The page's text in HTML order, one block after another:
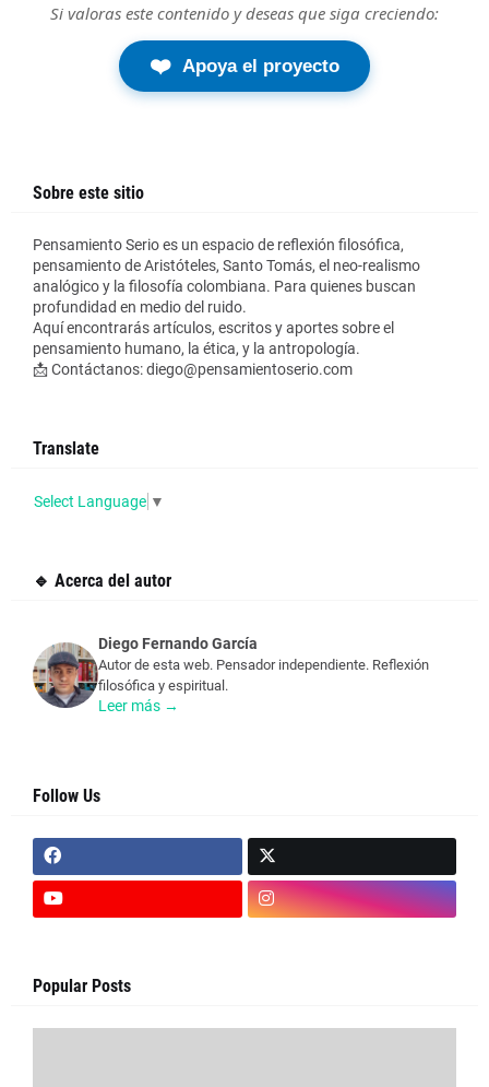
Si valoras este contenido y deseas que siga creciendo:
❤️ Apoya el proyecto
Sobre este sitio
Pensamiento Serio es un espacio de reflexión filosófica,
pensamiento de Aristóteles, Santo Tomás, el neo-realismo
analógico y la filosofía colombiana. Para quienes buscan
profundidad en medio del ruido.
Aquí encontrarás artículos, escritos y aportes sobre el
pensamiento humano, la ética, y la antropología.
📩 Contáctanos: diego@pensamientoserio.com
Translate
Select Language ▼
🔹 Acerca del autor
Diego Fernando García
Autor de esta web. Pensador independiente. Reflexión
filosófica y espiritual.
Leer más →
Follow Us
Popular Posts